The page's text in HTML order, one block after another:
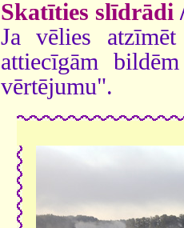
Skatīties slīdrādi
Ja vēlies
attiecīgām
vērtējumu".